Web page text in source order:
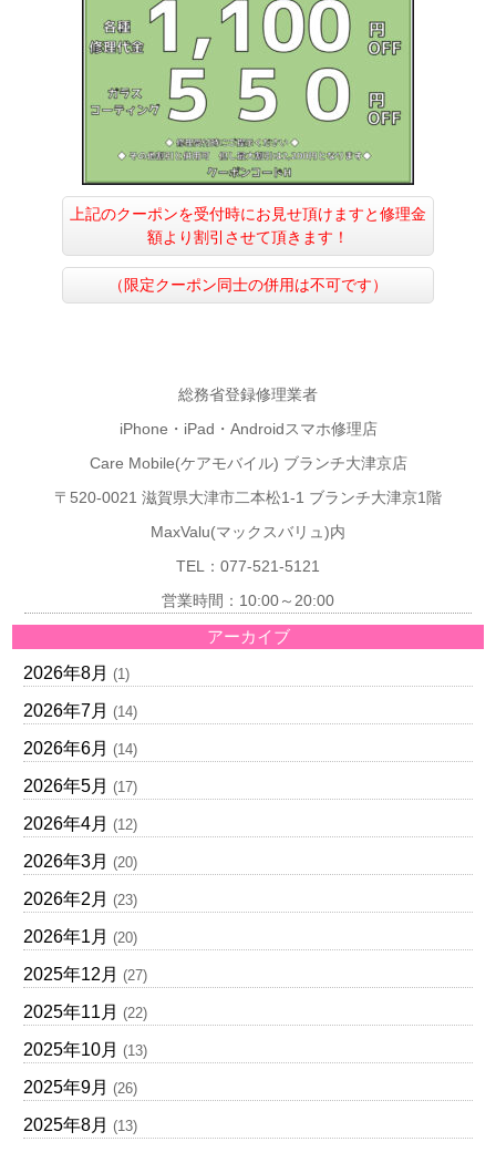
上記のクーポンを受付時にお見せ頂けますと修理金
額より割引させて頂きます！
（限定クーポン同士の併用は不可です）
総務省登録修理業者
iPhone・iPad・Androidスマホ修理店
Care Mobile(ケアモバイル) ブランチ大津京店
〒520-0021 滋賀県大津市二本松1-1 ブランチ大津京1階
MaxValu(マックスバリュ)内
TEL：077-521-5121
営業時間：10:00～20:00
アーカイブ
2026年8月 (1)
2026年7月 (14)
2026年6月 (14)
2026年5月 (17)
2026年4月 (12)
2026年3月 (20)
2026年2月 (23)
2026年1月 (20)
2025年12月 (27)
2025年11月 (22)
2025年10月 (13)
2025年9月 (26)
2025年8月 (13)